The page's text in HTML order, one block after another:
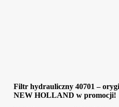
Filtr hydrauliczny 40701 –
NEW HOLLAND w promocji!